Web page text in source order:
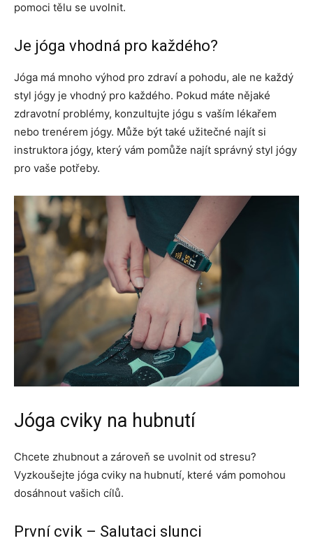
pomoci tělu se uvolnit.
Je jóga vhodná pro každého?
Jóga má mnoho výhod pro zdraví a pohodu, ale ne každý
styl jógy je vhodný pro každého. Pokud máte nějaké
zdravotní problémy, konzultujte jógu s vaším lékařem
nebo trenérem jógy. Může být také užitečné najít si
instruktora jógy, který vám pomůže najít správný styl jógy
pro vaše potřeby.
Jóga cviky na hubnutí
Chcete zhubnout a zároveň se uvolnit od stresu?
Vyzkoušejte jóga cviky na hubnutí, které vám pomohou
dosáhnout vašich cílů.
První cvik – Salutaci slunci